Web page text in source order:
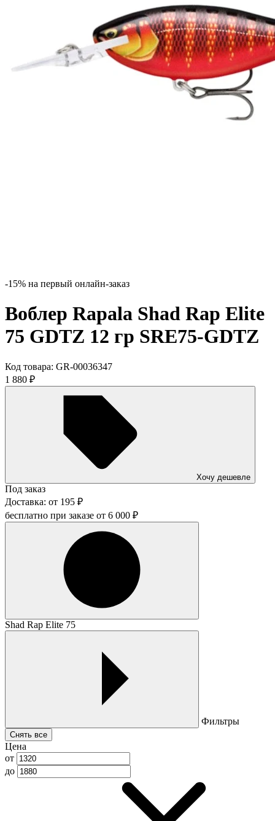
-15% на первый онлайн-заказ
Воблер Rapala Shad Rap Elite
75 GDTZ 12 гр SRE75-GDTZ
Код товара: GR-00036347
1 880 ₽
Хочу дешевле
Под заказ
Доставка: от 195 ₽
бесплатно при заказе от 6 000 ₽
Shad Rap Elite 75
Фильтры
Снять все
Цена
от
до